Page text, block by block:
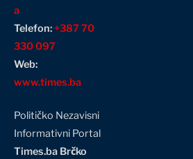
a
Telefon:+387 70
330 097
Web:
www.times.ba
Političko Nezavisni
Informativni Portal
Times.ba Brčko